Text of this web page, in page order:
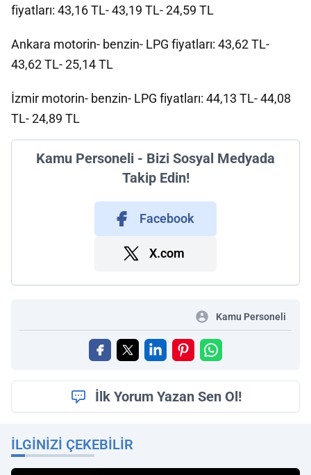
fiyatları: 43,16 TL- 43,19 TL- 24,59 TL
Ankara motorin- benzin- LPG fiyatları: 43,62 TL-
43,62 TL- 25,14 TL
İzmir motorin- benzin- LPG fiyatları: 44,13 TL- 44,08
TL- 24,89 TL
Kamu Personeli - Bizi Sosyal Medyada
Takip Edin!
Facebook
X.com
Kamu Personeli
İlk Yorum Yazan Sen Ol!
İLGINIZI ÇEKEBILIR